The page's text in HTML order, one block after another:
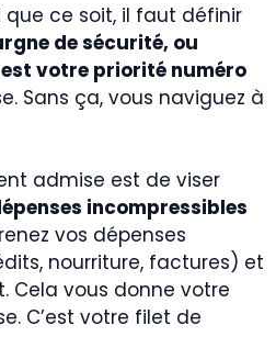
ce soit, il faut définir
de sécurité, ou
votre priorité numéro
Sans ça, vous naviguez à
admise est de viser
incompressibles
vos dépenses
nourriture, factures) et
Cela vous donne votre
C’est votre filet de